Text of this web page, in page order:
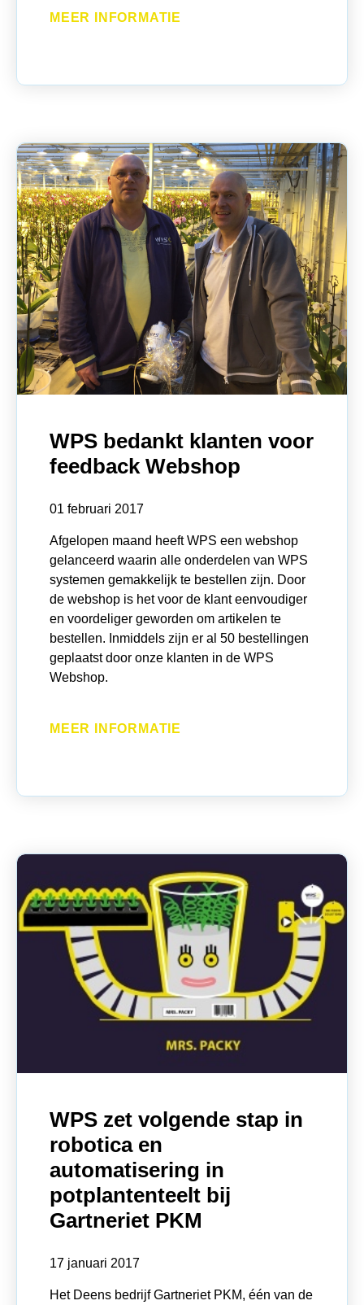
MEER INFORMATIE
WPS bedankt klanten voor
feedback Webshop
01 februari 2017
Afgelopen maand heeft WPS een webshop
gelanceerd waarin alle onderdelen van WPS
systemen gemakkelijk te bestellen zijn. Door
de webshop is het voor de klant eenvoudiger
en voordeliger geworden om artikelen te
bestellen. Inmiddels zijn er al 50 bestellingen
geplaatst door onze klanten in de WPS
Webshop.
MEER INFORMATIE
WPS zet volgende stap in
robotica en
automatisering in
potplantenteelt bij
Gartneriet PKM
17 januari 2017
Het Deens bedrijf Gartneriet PKM, één van de